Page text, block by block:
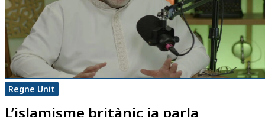
Regne Unit
L’islamisme britànic ja parla